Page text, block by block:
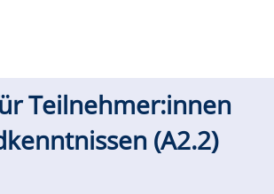
Teilnehmer:innen
(A2.2)